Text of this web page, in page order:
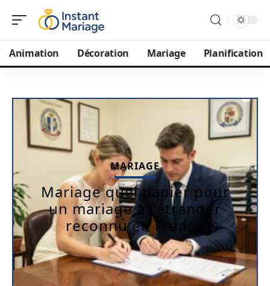
Animation Décoration Mariage Planification
MARIAGE
Mariage quel papier pour
un mariage à l’étranger
reconnu en France